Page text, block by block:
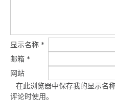
显示名称 *
邮箱 *
网站
在此浏览器中保存我的显示名
评论时使用。